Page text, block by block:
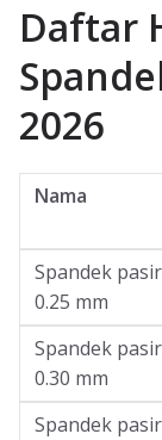
Daftar
2026
Nama
Spandek
0.25 mm
Spandek
0.30 mm
Spandek